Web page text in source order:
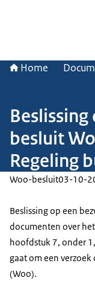
Home
besluit
Regeling
Woo-besluit03-10-
Beslissing op een
documenten over
hoofdstuk 7, onder
gaat om een verzoek
(Woo).